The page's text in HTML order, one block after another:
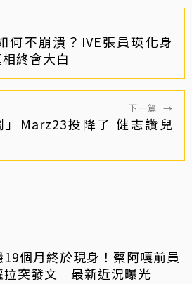
何不崩潰？IVE張員瑛化身
終會大白
下一篇 →
Marz23投降了 健志讚兒
19個月終於現身！蔡阿嘎前員
拉突發文 最新近況曝光